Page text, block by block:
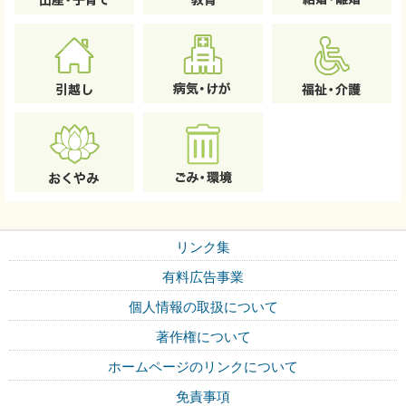
リンク集
有料広告事業
個人情報の取扱について
著作権について
ホームページのリンクについて
免責事項